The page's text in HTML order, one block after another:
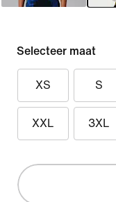
Selecteer maat
XS S
XXL 3XL